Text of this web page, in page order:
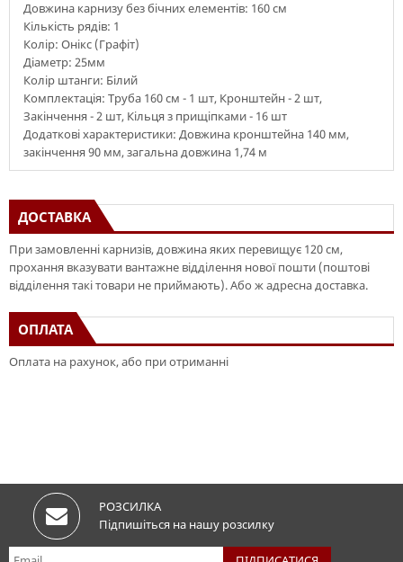
Довжина карнизу без бічних елементів: 160 см
Кількість рядів: 1
Колір: Онікс (Графіт)
Діаметр: 25мм
Колір штанги: Білий
Комплектація: Труба 160 см - 1 шт, Кронштейн - 2 шт,
Закінчення - 2 шт, Кільця з прищіпками - 16 шт
Додаткові характеристики: Довжина кронштейна 140 мм,
закінчення 90 мм, загальна довжина 1,74 м
ДОСТАВКА
При замовленні карнизів, довжина яких перевищує 120 см,
прохання вказувати вантажне відділення нової пошти (поштові
відділення такі товари не приймають). Або ж адресна доставка.
ОПЛАТА
Оплата на рахунок, або при отриманні
РОЗСИЛКА
Підпишіться на нашу розсилку